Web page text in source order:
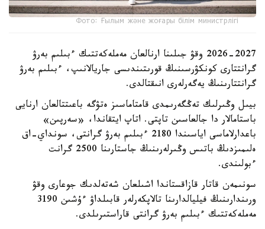
Фото: Ғылым және жоғары білім министрлігі
2026-2027 وقۋ جىلىنا ارنالعان مەملەكەتتىك ءبىلىم بەرۋ
گرانتتارى كونكۋرسىنىڭ قورىتىندىسى جاريالانىپ، ءبىلىم بەرۋ
گرانتتارىنىڭ يەگەرلەرى انىقتالدى.
بيىل وڭىرلىك تەڭگەرىمدى قامتاماسىز ەتۋگە باعىتتالعان ارنايى
باستامالار دا جالعاسىن تاپتى. اتاپ ايتقاندا، «سەرپىن»
باعدارلاماسى اياسىندا 2180 ءبىلىم بەرۋ گرانتى، سونداي-اق
ەلىمىزدىڭ باتىس وڭىرلەرىنىڭ جاستارىنا 2500 گرانت
ءبولىندى.
سونىمەن قاتار قازاقستاندا اشىلعان شەتەلدىك جوعارى وقۋ
ورىندارىنىڭ فيليالدارىنا تالاپكەرلەر قابىلداۋ ءۇشىن 3190
مەملەكەتتىك ءبىلىم بەرۋ گرانتى قاراستىرىلدى.